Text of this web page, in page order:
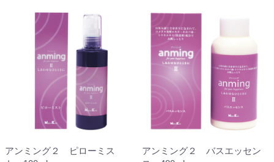
アンミング２ ピローミス
アンミング２ バスエッセン